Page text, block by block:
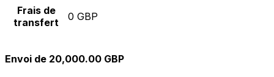
Frais de
transfert
0 GBP
Envoi de 20,000.00 GBP